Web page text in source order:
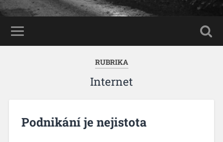
RUBRIKA
Internet
Podnikání je nejistota